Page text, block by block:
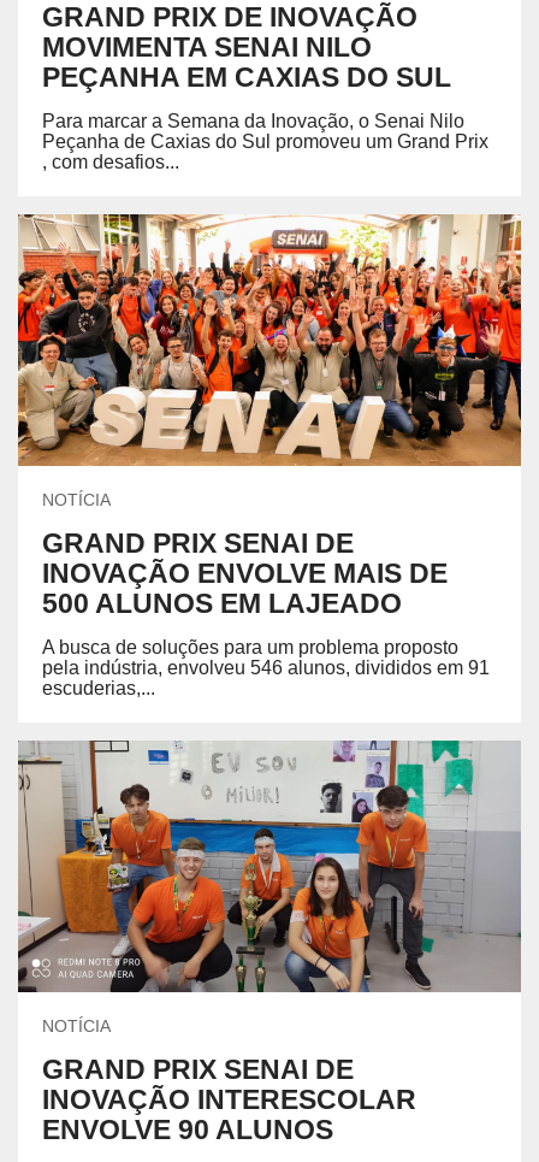
GRAND PRIX DE INOVAÇÃO
MOVIMENTA SENAI NILO
PEÇANHA EM CAXIAS DO SUL
Para marcar a Semana da Inovação, o Senai Nilo
Peçanha de Caxias do Sul promoveu um Grand Prix
, com desafios...
NOTÍCIA
GRAND PRIX SENAI DE
INOVAÇÃO ENVOLVE MAIS DE
500 ALUNOS EM LAJEADO
A busca de soluções para um problema proposto
pela indústria, envolveu 546 alunos, divididos em 91
escuderias,...
NOTÍCIA
GRAND PRIX SENAI DE
INOVAÇÃO INTERESCOLAR
ENVOLVE 90 ALUNOS